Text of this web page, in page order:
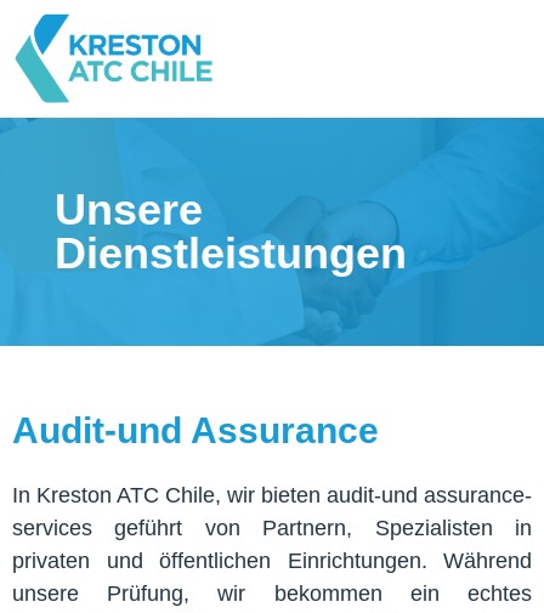
Unsere
Dienstleistungen
Audit-und Assurance
In Kreston ATC Chile, wir bieten audit-und assurance-
services geführt von Partnern, Spezialisten in
privaten und öffentlichen Einrichtungen. Während
unsere Prüfung, wir bekommen ein echtes